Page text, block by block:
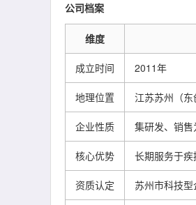
公司档案
维度
成立时间 2011年
地理位置 江苏苏州（东
企业性质 集研发、销
核心优势 长期服务于
资质认定 苏州市科技